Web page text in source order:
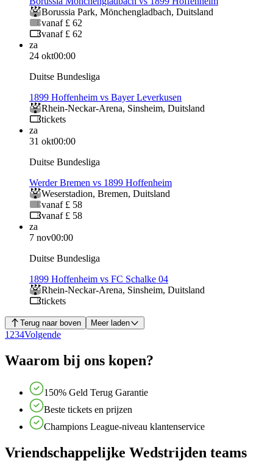
Borussia Park, Mönchengladbach, Duitsland
vanaf £ 62
vanaf £ 62
za
24 okt00:00
Duitse Bundesliga
1899 Hoffenheim vs Bayer Leverkusen
Rhein-Neckar-Arena, Sinsheim, Duitsland
tickets
za
31 okt00:00
Duitse Bundesliga
Werder Bremen vs 1899 Hoffenheim
Weserstadion, Bremen, Duitsland
vanaf £ 58
vanaf £ 58
za
7 nov00:00
Duitse Bundesliga
1899 Hoffenheim vs FC Schalke 04
Rhein-Neckar-Arena, Sinsheim, Duitsland
tickets
Terug naar boven Meer laden
1 234Volgende
Waarom bij ons kopen?
150% Geld Terug Garantie
Beste tickets en prijzen
Champions League-niveau klantenservice
Vriendschappelijke Wedstrijden teams